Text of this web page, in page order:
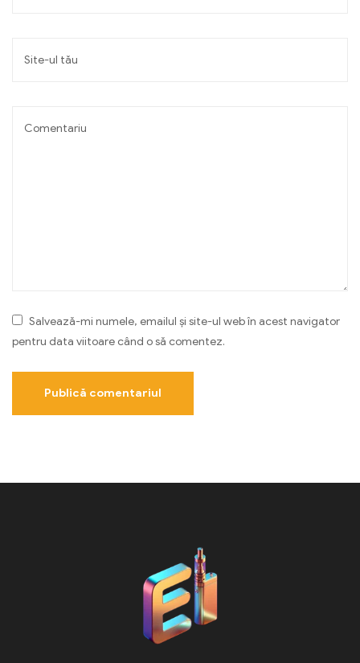
Salvează-mi numele, emailul și site-ul web în acest navigator
pentru data viitoare când o să comentez.